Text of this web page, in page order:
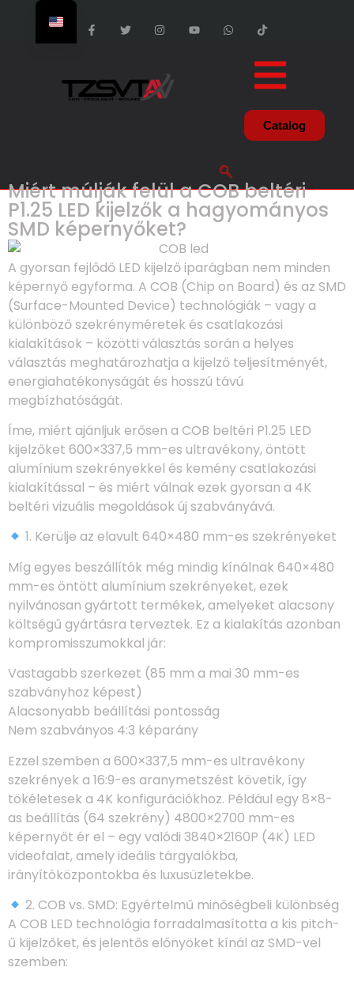
Catalog
Miért múlják felül a COB beltéri
P1.25 LED kijelzők a hagyományos
SMD képernyőket?
A gyorsan fejlődő LED kijelző iparágban nem minden
képernyő egyforma. A COB (Chip on Board) és az SMD
(Surface-Mounted Device) technológiák – vagy a
különböző szekrényméretek és csatlakozási
kialakítások – közötti választás során a helyes
választás meghatározhatja a kijelző teljesítményét,
energiahatékonyságát és hosszú távú
megbízhatóságát.
Íme, miért ajánljuk erősen a COB beltéri P1.25 LED
kijelzőket 600×337,5 mm-es ultravékony, öntött
alumínium szekrényekkel és kemény csatlakozási
kialakítással – és miért válnak ezek gyorsan a 4K
beltéri vizuális megoldások új szabványává.
1. Kerülje az elavult 640×480 mm-es szekrényeket
Míg egyes beszállítók még mindig kínálnak 640×480
mm-es öntött alumínium szekrényeket, ezek
nyilvánosan gyártott termékek, amelyeket alacsony
költségű gyártásra terveztek. Ez a kialakítás azonban
kompromisszumokkal jár:
Vastagabb szerkezet (85 mm a mai 30 mm-es
szabványhoz képest)
Alacsonyabb beállítási pontosság
Nem szabványos 4:3 képarány
Ezzel szemben a 600×337,5 mm-es ultravékony
szekrények a 16:9-es aranymetszést követik, így
tökéletesek a 4K konfigurációkhoz. Például egy 8×8-
as beállítás (64 szekrény) 4800×2700 mm-es
képernyőt ér el – egy valódi 3840×2160P (4K) LED
videofalat, amely ideális tárgyalókba,
irányítóközpontokba és luxusüzletekbe.
2. COB vs. SMD: Egyértelmű minőségbeli különbség
A COB LED technológia forradalmasította a kis pitch-
ű kijelzőket, és jelentős előnyöket kínál az SMD-vel
szemben: